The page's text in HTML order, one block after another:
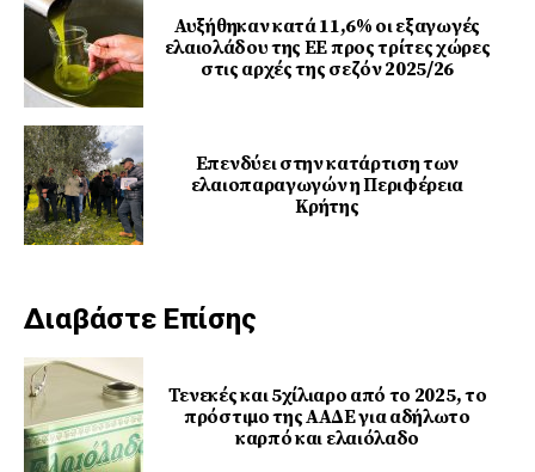
Αυξήθηκαν κατά 11,6% οι εξαγωγές
ελαιολάδου της ΕΕ προς τρίτες χώρες
στις αρχές της σεζόν 2025/26
Επενδύει στην κατάρτιση των
ελαιοπαραγωγών η Περιφέρεια
Κρήτης
Διαβάστε Επίσης
Τενεκές και 5χίλιαρο από το 2025, το
πρόστιμο της ΑΑΔΕ για αδήλωτο
καρπό και ελαιόλαδο